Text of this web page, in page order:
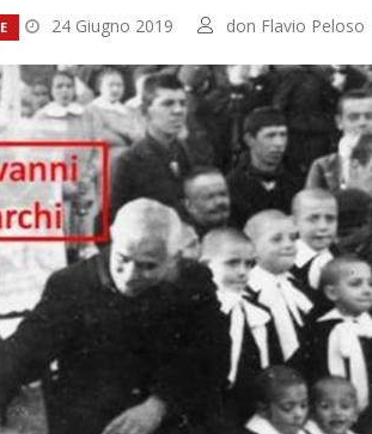
24 Giugno 2019 don Flavio Peloso